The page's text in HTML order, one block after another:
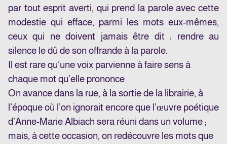
par tout esprit averti, qui prend la parole avec cette
modestie qui efface, parmi les mots eux-mêmes,
ceux qui ne doivent jamais être dit : rendre au
silence le dû de son offrande à la parole.
Il est rare qu’une voix parvienne à faire sens à
chaque mot qu’elle prononce
On avance dans la rue, à la sortie de la librairie, à
l’époque où l’on ignorait encore que l’œuvre poétique
d’Anne-Marie Albiach sera réuni dans un volume ;
mais, à cette occasion, on redécouvre les mots que